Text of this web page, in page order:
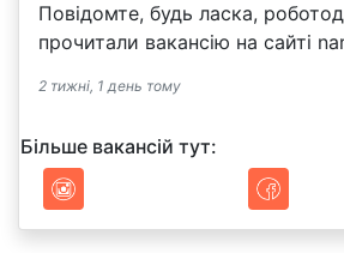
Повідомте, будь ласка,
прочитали вакансію на сайті
2 тижні, 1 день тому
Більше вакансій тут: